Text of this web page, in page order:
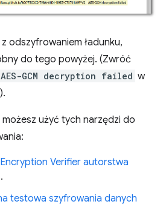
odszyfrowaniem ładunku,
do tego powyżej. (Zwróć
AES-GCM decryption failed w
użyć tych narzędzi do
Verifier autorstwa
.
testowa szyfrowania danych